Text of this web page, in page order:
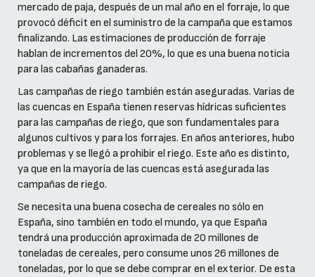
mercado de paja, después de un mal año en el forraje, lo que
provocó déficit en el suministro de la campaña que estamos
finalizando. Las estimaciones de producción de forraje
hablan de incrementos del 20%, lo que es una buena noticia
para las cabañas ganaderas.
Las campañas de riego también están aseguradas. Varias de
las cuencas en España tienen reservas hídricas suficientes
para las campañas de riego, que son fundamentales para
algunos cultivos y para los forrajes. En años anteriores, hubo
problemas y se llegó a prohibir el riego. Este año es distinto,
ya que en la mayoría de las cuencas está asegurada las
campañas de riego.
Se necesita una buena cosecha de cereales no sólo en
España, sino también en todo el mundo, ya que España
tendrá una producción aproximada de 20 millones de
toneladas de cereales, pero consume unos 26 millones de
toneladas, por lo que se debe comprar en el exterior. De esta